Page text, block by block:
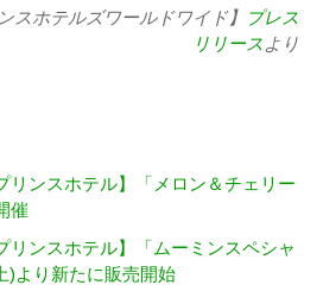
スホテルズワールドワイド】 プレス
リリースより
リンスホテル】「メロン＆チェリー
催
リンスホテル】「ムーミンスペシャ
)より新たに販売開始